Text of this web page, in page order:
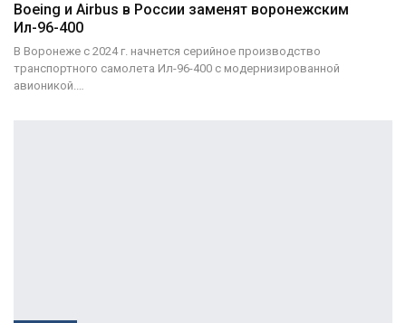
Boeing и Airbus в России заменят воронежским
Ил-96-400
В Воронеже с 2024 г. начнется серийное производство
транспортного самолета Ил-96-400 с модернизированной
авионикой.…